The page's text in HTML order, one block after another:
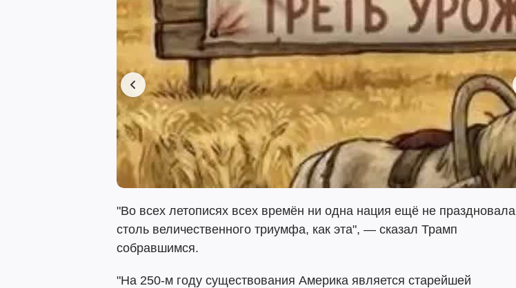
"Во всех летописях всех времён ни одна нация ещё не праздновала
столь величественного триумфа, как эта", — сказал Трамп
собравшимся.
"На 250-м году существования Америка является старейшей